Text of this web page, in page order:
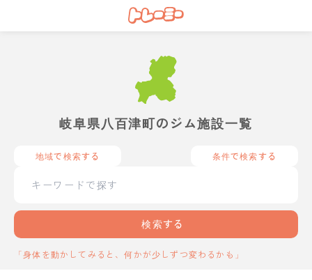
岐阜県八百津町のジム施設一覧
地域で検索する 条件で検索する
検索する
「身体を動かしてみると、何かが少しずつ変わるかも」